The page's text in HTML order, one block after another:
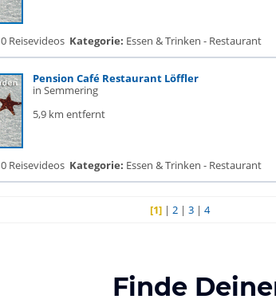
0 Reisevideos Kategorie: Essen & Trinken - Restaurant
Pension Café Restaurant Löffler
in Semmering
5,9 km entfernt
0 Reisevideos Kategorie: Essen & Trinken - Restaurant
[1]| 2| 3| 4
Finde